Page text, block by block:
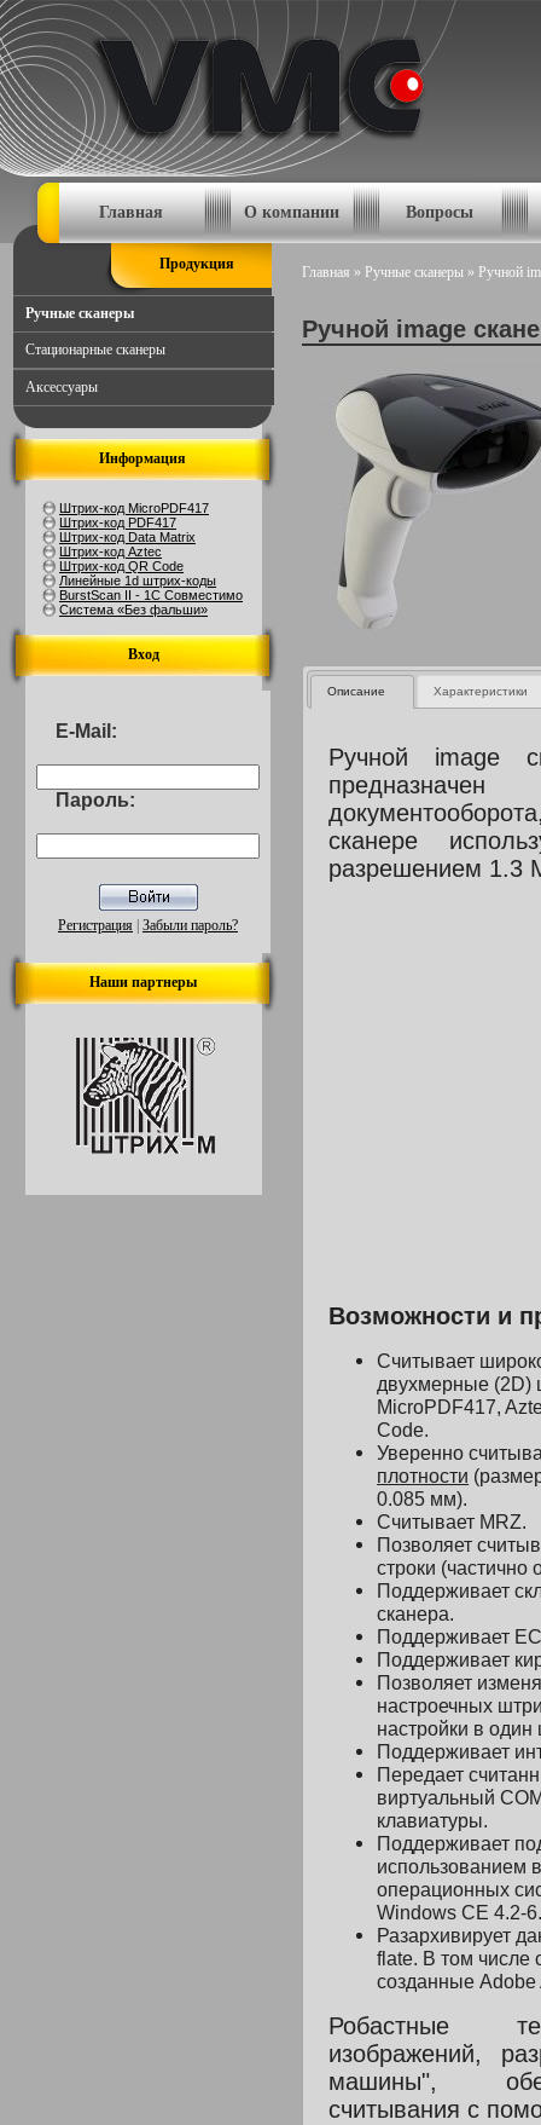
Главная О компании Вопросы
Главная » Ручные сканеры » Ручной
Ручной image
Описание Xарактеристики
Ручной image
сканере
разрешением 1.3
Возможности и
Считывает
двухмерные (2D)
MicroPDF417,
Code.
Уверенно
плотности
0.085 мм).
Считывает MRZ.
Позволяет
строки (частично
Поддерживает
сканера.
Поддерживает
Поддерживает
Позволяет
настроечных
настройки в
Поддерживает
Передает
виртуальный
клавиатуры.
Поддерживает
использованием
операционных
Windows CE 4.2-
Разархивирует
flate. В том числе
созданныеAdobe
Робастные
изображений,
машины",
считывания с
Продукция
Ручные сканеры
Стационарные сканеры
Аксессуары
Информация
Штрих-код MicroPDF417
Штрих-код PDF417
Штрих-код Data Matrix
Штрих-код Aztec
Штрих-код QR Code
Линейные 1d штрих-коды
BurstScan II - 1С Совместимо
Система «Без фальши»
Вход
E-Mail:
Пароль:
Регистрация Забыли пароль?
Наши партнеры